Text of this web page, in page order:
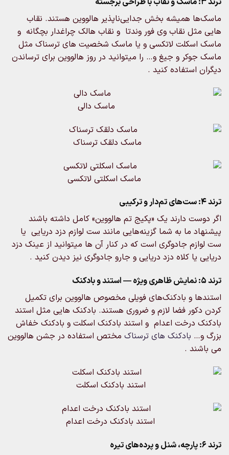
همیشه بخش جدایی‌ناپذیر هالووین هستند. نقاب
نقاب وی فور وندتا و نقاب هالک چراغدار بچگانه و
لاتکسی و یا ماسک شخصیت های ترسناک مثل
و جیغ و… را میتوانید در روز هالووین برای ترساندن
استفاده کنید .
ماسک دالی
ماسک دلقک ترسناک
ماسک اسکلتی لاتکسی
دارند یک «پکیج تم هالووین» کامل داشته باشند
ما به شما گزینه‌هایی مانند ست لوازم دزد دریایی یا
جادوگری است که در کنار آن ها میتوانید از عینک دزد
یا کلاه دزد دریایی و جارو جادوگری نیز دیدن کنید .
و بادکنک‌های فویلی مخصوص هالووین برای تکمیل
فضا لازم و ضروری هستند. بادکنک هایی مثل استند
درخت اعدام و استند بادکنک اسکلت و بادکنک خفاش
بادکنک های ترسناکمختص استفاده در جشن هالووین
.
استند بادکنک اسکلت
استند بادکنک درخت اعدام